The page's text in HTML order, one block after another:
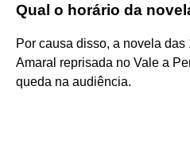
Qual o horário da
Por causa disso, a novela
Amaral reprisada no Vale a
queda na audiência.